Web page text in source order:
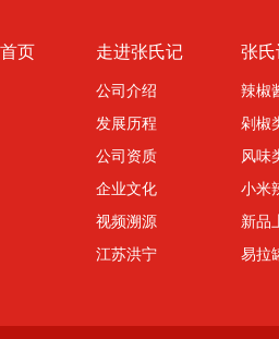
首页 走进张氏记
公司介绍
发展历程
公司资质
企业文化
视频溯源
江苏洪宁
张氏
辣椒
剁椒
风味
小米
新品
易拉